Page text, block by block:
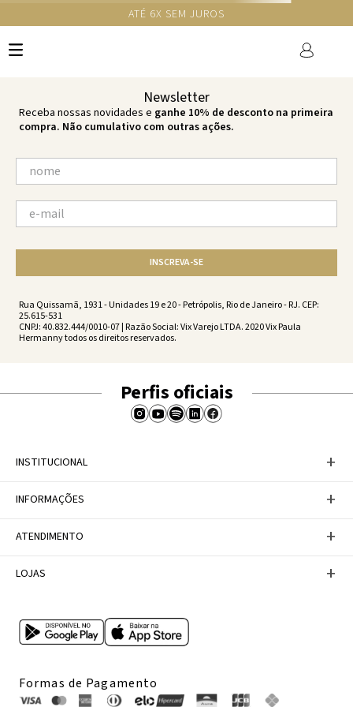
GANHE 10% NA PRIMEIRA COMPRA COM O CUPOM NEWS10
não encontramos resultados para:
'spring-ripple-tie-spring-vc201100-
1655'
O que você está procurando?